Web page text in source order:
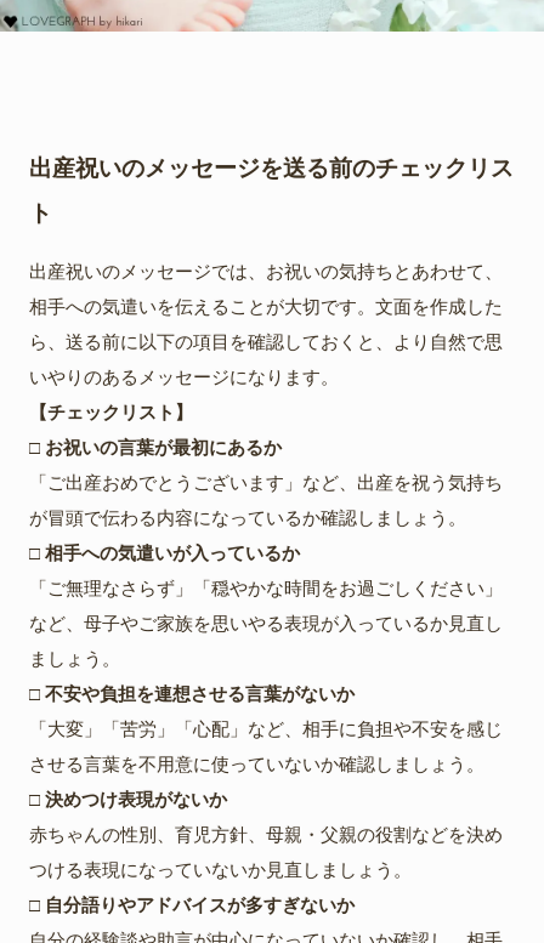
出産祝いのメッセージを送る前のチェックリス
ト
出産祝いのメッセージでは、お祝いの気持ちとあわせて、
相手への気遣いを伝えることが大切です。文面を作成した
ら、送る前に以下の項目を確認しておくと、より自然で思
いやりのあるメッセージになります。
【チェックリスト】
□ お祝いの言葉が最初にあるか
「ご出産おめでとうございます」など、出産を祝う気持ち
が冒頭で伝わる内容になっているか確認しましょう。
□ 相手への気遣いが入っているか
「ご無理なさらず」「穏やかな時間をお過ごしください」
など、母子やご家族を思いやる表現が入っているか見直し
ましょう。
□ 不安や負担を連想させる言葉がないか
「大変」「苦労」「心配」など、相手に負担や不安を感じ
させる言葉を不用意に使っていないか確認しましょう。
□ 決めつけ表現がないか
赤ちゃんの性別、育児方針、母親・父親の役割などを決め
つける表現になっていないか見直しましょう。
□ 自分語りやアドバイスが多すぎないか